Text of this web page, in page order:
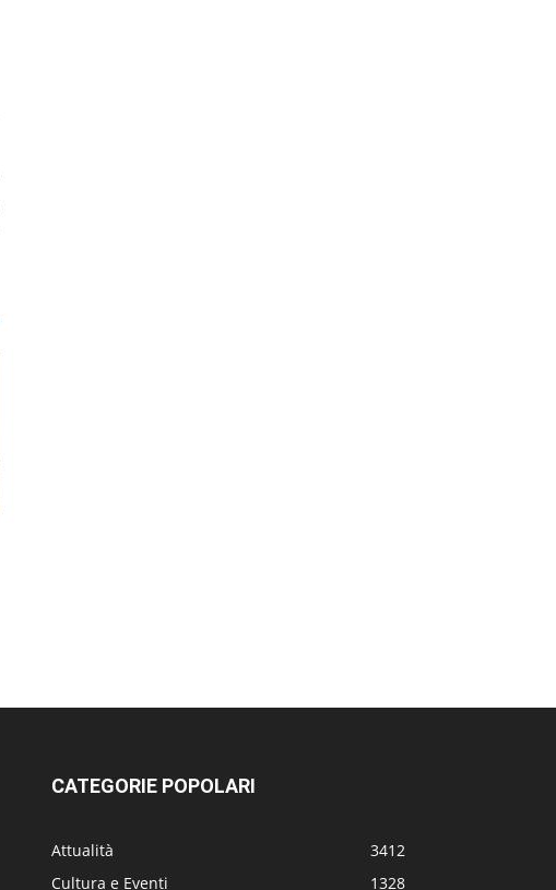
CATEGORIE POPOLARI
Attualità
3412
Cultura e Eventi
1328